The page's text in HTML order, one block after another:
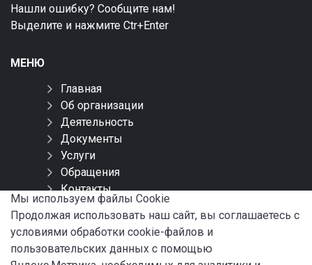
Нашли ошибку? Сообщите нам!
Выделите и нажмите Ctr+Enter
МЕНЮ
Главная
Об организации
Деятельность
Документы
Услуги
Обращения
Контакты
Карта сайта
СОЦИАЛЬНЫЕ СЕТИ
Мы используем файлы Сookie
Продолжая использовать наш сайт, вы соглашаетесь с
условиями обработки cookie-файлов и
пользовательских данных с помощью